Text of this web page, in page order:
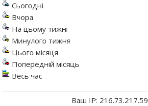
Сьогодні
Вчора
На цьому тижні
Минулого тижня
Цього місяця
Попередній місяць
Весь час
Ваш IP: 216.73.217.59